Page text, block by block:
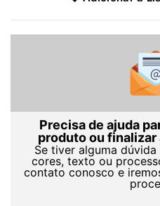
Precisa de ajuda
produto ou finalizar
Se tiver alguma
cores, texto ou
contato conosco e